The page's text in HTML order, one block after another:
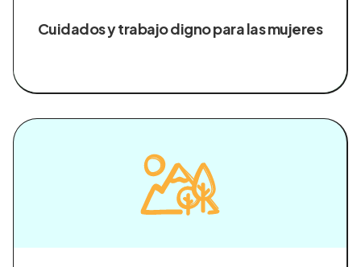
Cuidados y trabajo digno para las mujeres